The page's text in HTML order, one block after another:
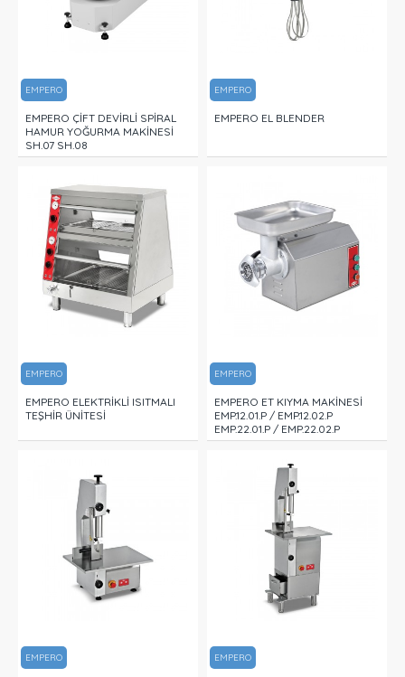
EMPERO
EMPERO ÇİFT DEVİRLİ SPİRAL
HAMUR YOĞURMA MAKİNESİ
SH.07 SH.08
EMPERO
EMPERO EL BLENDER
EMPERO
EMPERO ELEKTRİKLİ ISITMALI
TEŞHİR ÜNİTESİ
EMPERO
EMPERO ET KIYMA MAKİNESİ
EMP.12.01.P / EMP.12.02.P
EMP.22.01.P / EMP.22.02.P
EMPERO EMPERO